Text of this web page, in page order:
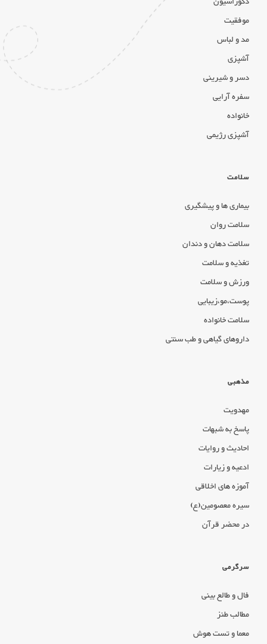
موفقیت
مد و لباس
آشپزی
دسر و شیرینی
سفره آرایی
خانواده
آشپزی رژیمی
سلامت
بیماری ها و پیشگیری
سلامت روان
سلامت دهان و دندان
تغذیه و سلامت
ورزش و سلامت
پوست،مو،زیبایی
سلامت خانواده
داروهای گیاهی و طب سنتی
مذهبی
مهدویت
پاسخ به شبهات
احادیث و روایات
ادعیه و زیارات
آموزه های اخلاقی
سیره معصومین(ع)
در محضر قرآن
سرگرمی
فال و طالع بینی
مطالب طنز
معما و تست هوش